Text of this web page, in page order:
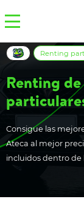
Renting
Consigue las
Ateca al mejor
incluidos dentro de
Renting